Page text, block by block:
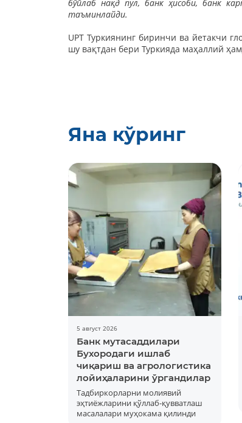
бўйлаб нақд пул, банк ҳисоби, банк
таъминлайди.
UPT Туркиянинг биринчи ва йетакчи
шу вақтдан бери Туркияда маҳаллий
Яна кўринг
5 август 2026
Банк мутасаддилари
Бухородаги ишлаб
чиқариш ва агрологистика
лойиҳаларини ўргандилар
Тадбиркорларни молиявий
эҳтиёжларини қўллаб-қувватлаш
масалалари муҳокама қилинди